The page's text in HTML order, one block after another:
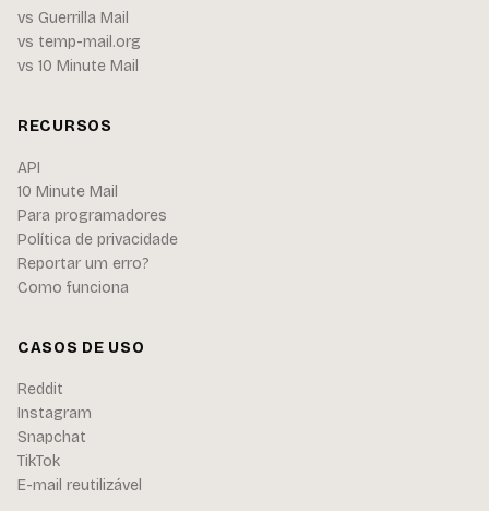
vs Guerrilla Mail
vs temp-mail.org
vs 10 Minute Mail
RECURSOS
API
10 Minute Mail
Para programadores
Política de privacidade
Reportar um erro?
Como funciona
CASOS DE USO
Reddit
Instagram
Snapchat
TikTok
E-mail reutilizável